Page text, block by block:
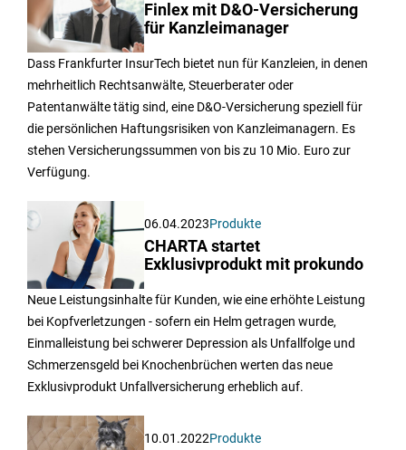
Finlex mit D&O-Versicherung
für Kanzleimanager
Dass Frankfurter InsurTech bietet nun für Kanzleien, in denen
mehrheitlich Rechtsanwälte, Steuerberater oder
Patentanwälte tätig sind, eine D&O-Versicherung speziell für
die persönlichen Haftungsrisiken von Kanzleimanagern. Es
stehen Versicherungssummen von bis zu 10 Mio. Euro zur
Verfügung.
06.04.2023Produkte
CHARTA startet
Exklusivprodukt mit prokundo
Neue Leistungsinhalte für Kunden, wie eine erhöhte Leistung
bei Kopfverletzungen - sofern ein Helm getragen wurde,
Einmalleistung bei schwerer Depression als Unfallfolge und
Schmerzensgeld bei Knochenbrüchen werten das neue
Exklusivprodukt Unfallversicherung erheblich auf.
10.01.2022Produkte